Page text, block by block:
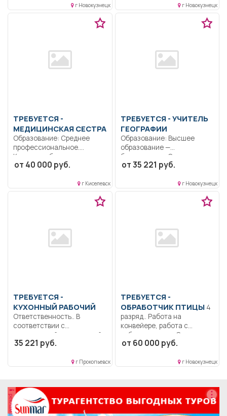
г Новокузнецк г Новокузнецк
ТРЕБУЕТСЯ -
МЕДИЦИНСКАЯ СЕСТРА
Образование: Среднее
профессиональное.
Коммуникабельность.
Ответственность.
Выполнение должностных
обязанностей согласно...
от 40 000 руб.
г Киселевск
ТРЕБУЕТСЯ - УЧИТЕЛЬ
ГЕОГРАФИИ
Образование: Высшее
образование —
бакалавриат.. Согласно
должностной инструкции..
от 35 221 руб.
г Новокузнецк
ТРЕБУЕТСЯ -
КУХОННЫЙ РАБОЧИЙ
Ответственность.. В
соответствии с
должностной инструкцией,
утвержденной в
35 221 руб.
г Прокопьевск
ТРЕБУЕТСЯ -
ОБРАБОТЧИК ПТИЦЫ4
разряд.. Работа на
конвейере, работа с
субпродуктами.. Сменная...
от 60 000 руб.
г Новокузнецк
реклама